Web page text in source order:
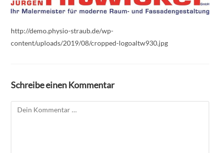
http://demo.physio-straub.de/wp-
content/uploads/2019/08/cropped-logoaltw930.jpg
Schreibe einen Kommentar